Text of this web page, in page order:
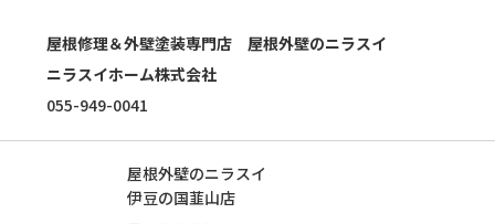
屋根修理＆外壁塗装専門店 屋根外壁のニラスイ
ニラスイホーム株式会社
055-949-0041
屋根外壁のニラスイ
伊豆の国韮山店